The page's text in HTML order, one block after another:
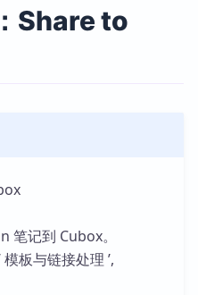
Share to
笔记到 Cubox。
模板与链接处理 ’,